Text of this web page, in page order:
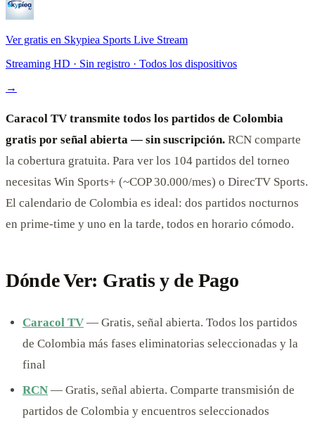
Ver gratis en Skypiea Sports Live Stream
Streaming HD · Sin registro · Todos los dispositivos
→
Caracol TV transmite todos los partidos de Colombia
gratis por señal abierta — sin suscripción. RCN comparte
la cobertura gratuita. Para ver los 104 partidos del torneo
necesitas Win Sports+ (~COP 30.000/mes) o DirecTV Sports.
El calendario de Colombia es ideal: dos partidos nocturnos
en prime-time y uno en la tarde, todos en horario cómodo.
Dónde Ver: Gratis y de Pago
Caracol TV — Gratis, señal abierta. Todos los partidos
de Colombia más fases eliminatorias seleccionadas y la
final
RCN — Gratis, señal abierta. Comparte transmisión de
partidos de Colombia y encuentros seleccionados